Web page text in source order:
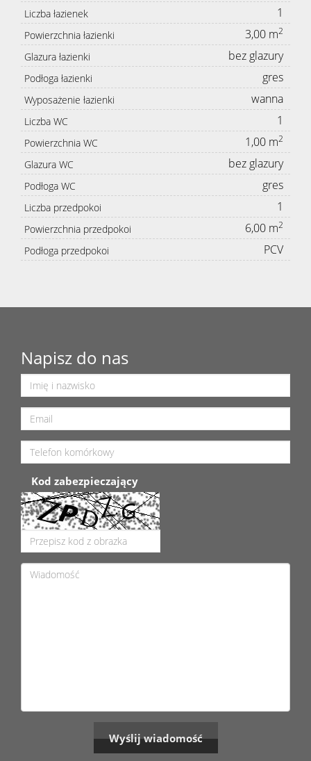
Liczba łazienek 1
Powierzchnia łazienki 3,00 m2
Glazura łazienki bez glazury
Podłoga łazienki gres
Wyposażenie łazienki wanna
Liczba WC 1
Powierzchnia WC 1,00 m2
Glazura WC bez glazury
Podłoga WC gres
Liczba przedpokoi 1
Powierzchnia przedpokoi 6,00 m2
Podłoga przedpokoi PCV
Napisz do nas
Kod zabezpieczający